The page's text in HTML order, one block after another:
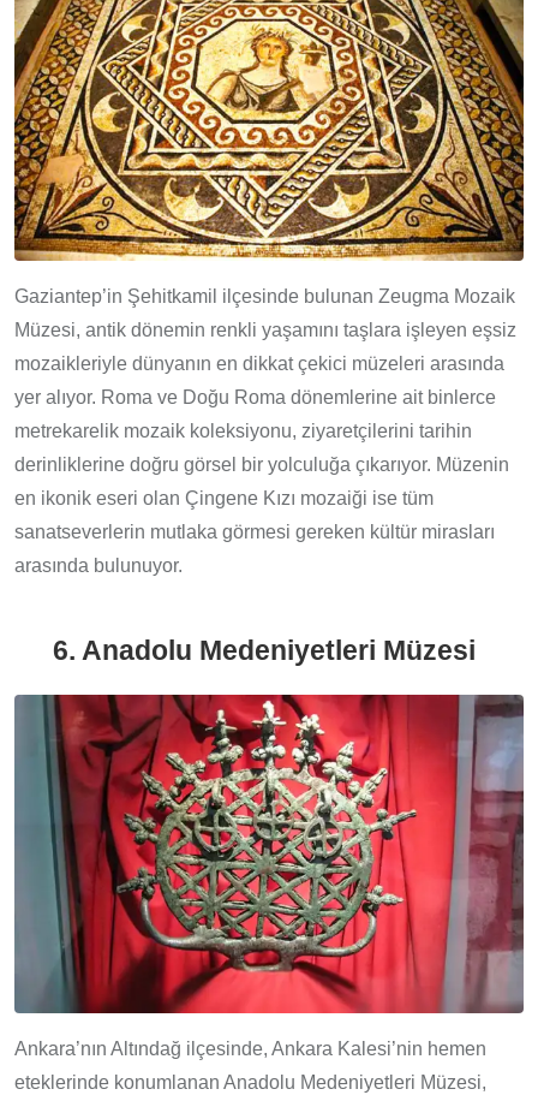
Gaziantep’in Şehitkamil ilçesinde bulunan Zeugma Mozaik
Müzesi, antik dönemin renkli yaşamını taşlara işleyen eşsiz
mozaikleriyle dünyanın en dikkat çekici müzeleri arasında
yer alıyor. Roma ve Doğu Roma dönemlerine ait binlerce
metrekarelik mozaik koleksiyonu, ziyaretçilerini tarihin
derinliklerine doğru görsel bir yolculuğa çıkarıyor. Müzenin
en ikonik eseri olan Çingene Kızı mozaiği ise tüm
sanatseverlerin mutlaka görmesi gereken kültür mirasları
arasında bulunuyor.
6. Anadolu Medeniyetleri Müzesi
Ankara’nın Altındağ ilçesinde, Ankara Kalesi’nin hemen
eteklerinde konumlanan Anadolu Medeniyetleri Müzesi,